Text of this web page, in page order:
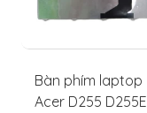
Bàn phím laptop
Acer D255 D255E